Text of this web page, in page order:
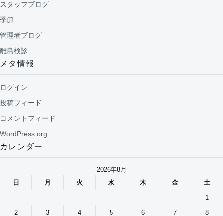
スタッフブログ
季節
管理者ブログ
離島検診
メタ情報
ログイン
投稿フィード
コメントフィード
WordPress.org
カレンダー
2026年8月
日
月 火 水 木 金
土
1
2
3 4 5 6 7 8